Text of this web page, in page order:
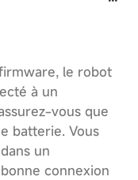
le robot
à un
vous que
batterie. Vous
un
connexion